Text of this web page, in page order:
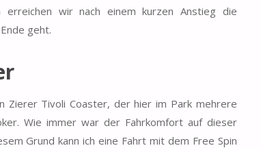
wir nach einem kurzen Anstieg die
geht.
Zierer Tivoli Coaster, der hier im Park mehrere
Wie immer war der Fahrkomfort auf dieser
Grund kann ich eine Fahrt mit dem Free Spin